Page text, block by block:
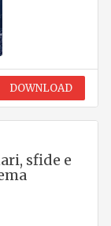
DOWNLOAD
sfide e